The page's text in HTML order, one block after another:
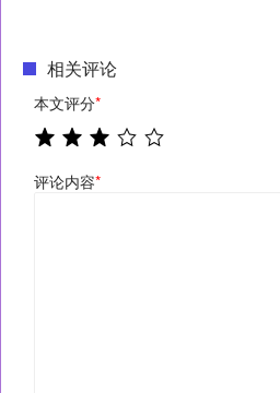
相关评论
本文评分*
评论内容*